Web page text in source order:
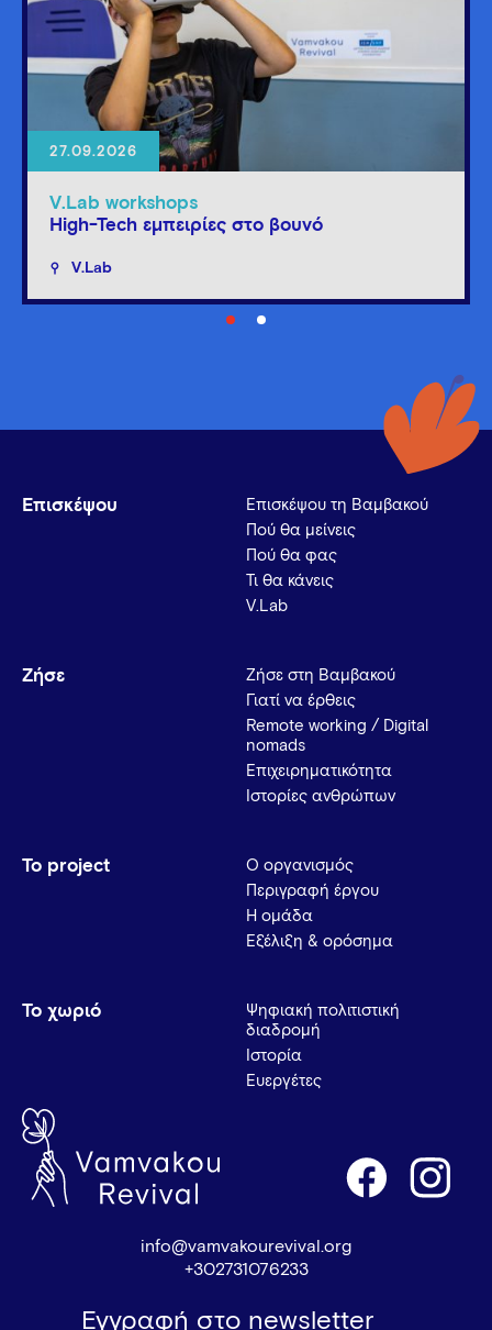
27.09.2026
V.Lab workshops
High-Tech εμπειρίες στο βουνό
V.Lab
Επισκέψου
Επισκέψου τη Βαμβακού
Πού θα μείνεις
Πού θα φας
Τι θα κάνεις
V.Lab
Ζήσε
Ζήσε στη Βαμβακού
Γιατί να έρθεις
Remote working / Digital
nomads
Επιχειρηματικότητα
Ιστορίες ανθρώπων
Το project
Ο οργανισμός
Περιγραφή έργου
Η ομάδα
Εξέλιξη & ορόσημα
Το χωριό
Ψηφιακή πολιτιστική
διαδρομή
Ιστορία
Ευεργέτες
info@vamvakourevival.org
+302731076233
Εγγραφή στο newsletter